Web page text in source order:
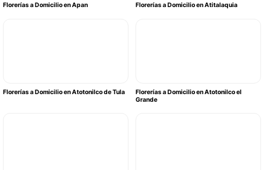
Florerías a Domicilio en Apan Florerías a Domicilio en Atitalaquia
Florerías a Domicilio en Atotonilco de Tula
Florerías a Domicilio en Atotonilco el
Grande